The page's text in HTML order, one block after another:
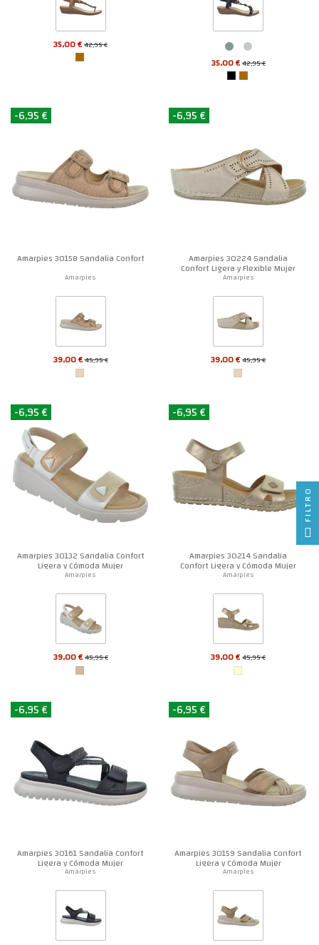
35,00 €42,95 €
35,00 €42,95 €
-6,95 €
Amarpies 30158 Sandalia Confort
Amarpies
39,00 €45,95 €
-6,95 €
Amarpies 30224 Sandalia
Confort Ligera y Flexible Mujer
Amarpies
39,00 €45,95 €
-6,95 €
Amarpies 30132 Sandalia Confort
Ligera y Cómoda Mujer
Amarpies
39,00 €45,95 €
-6,95 €
Amarpies 30214 Sandalia
Confort Ligera y Cómoda Mujer
Amarpies
39,00 €45,95 €
-6,95 €
Amarpies 30161 Sandalia Confort
Ligera y Cómoda Mujer
Amarpies
-6,95 €
Amarpies 30159 Sandalia Confort
Ligera y Cómoda Mujer
Amarpies
FILTRO